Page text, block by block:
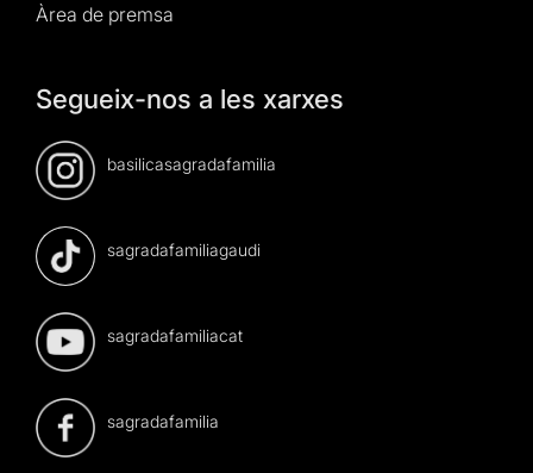
Àrea de premsa
Segueix-nos a les xarxes
basilicasagradafamilia
sagradafamiliagaudi
sagradafamiliacat
sagradafamilia